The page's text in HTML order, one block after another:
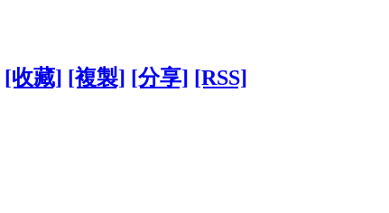
[收藏] [複製] [分享] [RSS]